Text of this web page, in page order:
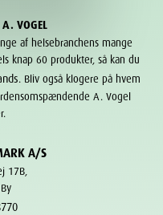
VOGEL
af helsebranchens mange
knap 60 produkter, så kan du
. Bliv også klogere på hvem
A. Vogel
A/S
17B,